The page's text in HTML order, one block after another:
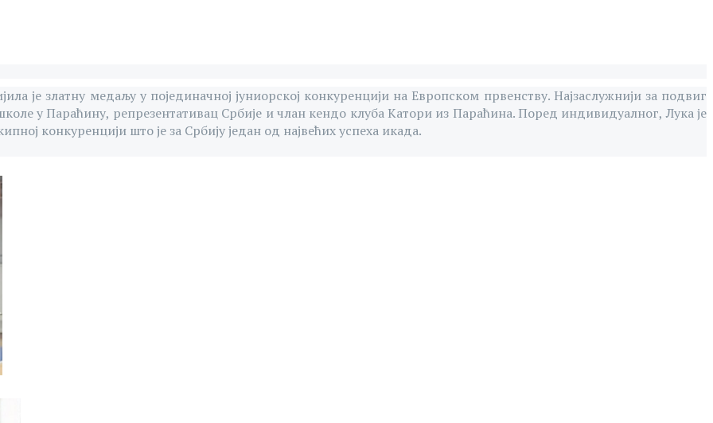
је златну медаљу у појединачној јуниорској конкуренцији на Европском првенству. Најзаслужнији за подвиг
у Параћину, репрезентативац Србије и члан кендо клуба Катори из Параћина. Поред индивидуалног, Лука је
конкуренцији што је за Србију један од највећих успеха икада.